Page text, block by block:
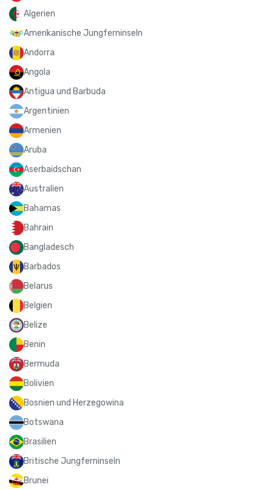
Algerien
Amerikanische Jungferninseln
Andorra
Angola
Antigua und Barbuda
Argentinien
Armenien
Aruba
Aserbaidschan
Australien
Bahamas
Bahrain
Bangladesch
Barbados
Belarus
Belgien
Belize
Benin
Bermuda
Bolivien
Bosnien und Herzegowina
Botswana
Brasilien
Britische Jungferninseln
Brunei